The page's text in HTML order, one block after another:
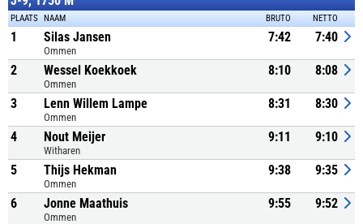
PLAATS NAAM BRUTO NETTO
1 Silas Jansen
Ommen
7:42 7:40
2 Wessel Koekkoek
Ommen
8:10 8:08
3 Lenn Willem Lampe
Ommen
8:31 8:30
4 Nout Meijer
Witharen
9:11 9:10
5 Thijs Hekman
Ommen
9:38 9:35
6 Jonne Maathuis
Ommen
9:55 9:52